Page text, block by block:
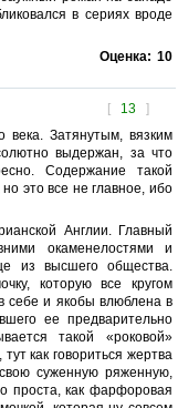
в сериях вроде
Оценка: 10
[ 13 ]
века. Затянутым, вязким
выдержан, за что
Содержание такой
это все не главное, ибо
Англии. Главный
окаменелостями и
из высшего общества.
которую все кругом
себе и якобы влюблена в
ее предварительно
такой «роковой»
как говориться жертва
суженную ряженную,
проста, как фарфоровая